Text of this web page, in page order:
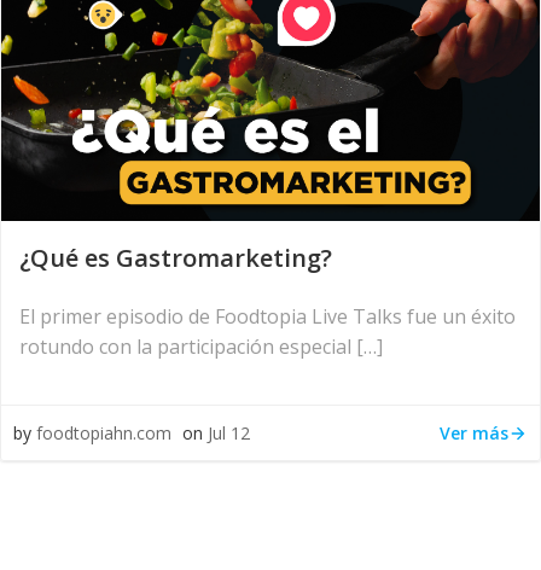
¿Qué es Gastromarketing?
El primer episodio de Foodtopia Live Talks fue un éxito
rotundo con la participación especial […]
by foodtopiahn.com on Jul 12 Ver más